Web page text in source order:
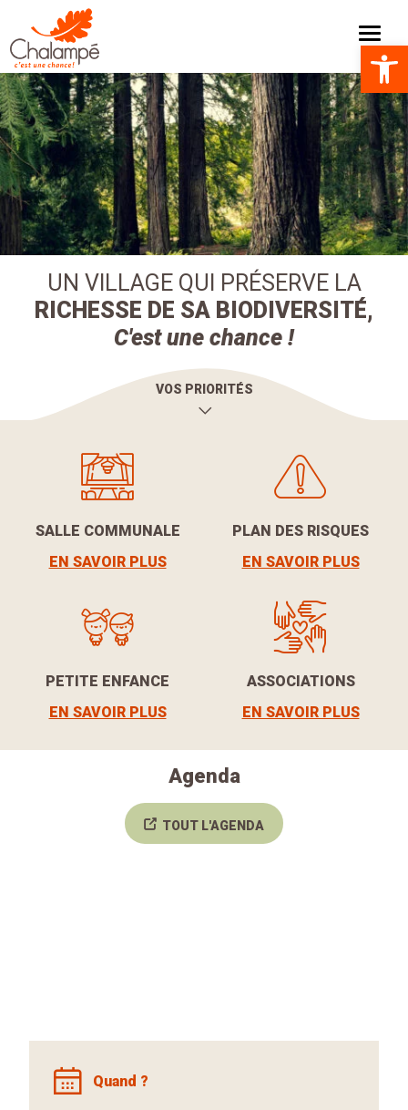
Ouvrir
Mairie de Chalampé C'est une chance !
Menu
UN VILLAGE QUI PRÉSERVE LA
RICHESSE DE SA BIODIVERSITÉ,
C'est une chance !
VOS PRIORITÉS
SALLE COMMUNALE
EN SAVOIR PLUS
PLAN DES RISQUES
EN SAVOIR PLUS
PETITE ENFANCE
EN SAVOIR PLUS
ASSOCIATIONS
EN SAVOIR PLUS
Agenda
TOUT L'AGENDA
Quand ?